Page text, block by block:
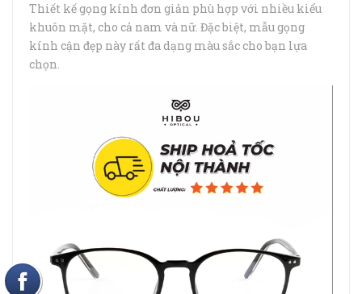
Thiết kế gọng kính đơn giản phù hợp với nhiều kiểu
khuôn mặt, cho cả nam và nữ. Đặc biệt, mẫu gọng
kính cận đẹp này rất đa dạng màu sắc cho bạn lựa
chọn.